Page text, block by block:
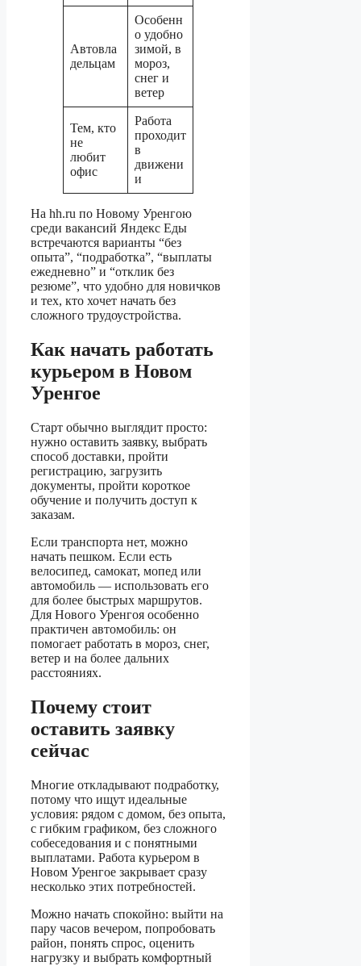
Автовла
дельцам
Особенн
о удобно
зимой, в
мороз,
снег и
ветер
Тем, кто
не
любит
офис
Работа
проходит
в
движени
и
На hh.ru по Новому Уренгою
среди вакансий Яндекс Еды
встречаются варианты “без
опыта”, “подработка”, “выплаты
ежедневно” и “отклик без
резюме”, что удобно для новичков
и тех, кто хочет начать без
сложного трудоустройства.
Как начать работать
курьером в Новом
Уренгое
Старт обычно выглядит просто:
нужно оставить заявку, выбрать
способ доставки, пройти
регистрацию, загрузить
документы, пройти короткое
обучение и получить доступ к
заказам.
Если транспорта нет, можно
начать пешком. Если есть
велосипед, самокат, мопед или
автомобиль — использовать его
для более быстрых маршрутов.
Для Нового Уренгоя особенно
практичен автомобиль: он
помогает работать в мороз, снег,
ветер и на более дальних
расстояниях.
Почему стоит
оставить заявку
сейчас
Многие откладывают подработку,
потому что ищут идеальные
условия: рядом с домом, без опыта,
с гибким графиком, без сложного
собеседования и с понятными
выплатами. Работа курьером в
Новом Уренгое закрывает сразу
несколько этих потребностей.
Можно начать спокойно: выйти на
пару часов вечером, попробовать
район, понять спрос, оценить
нагрузку и выбрать комфортный